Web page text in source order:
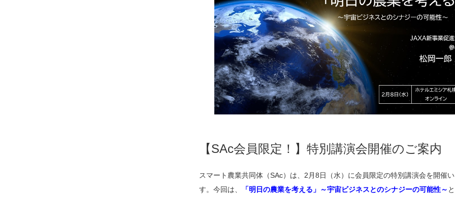
【SAc会員限定！】特別講演会開催のご案内
スマート農業共同体（SAc）は、2月8日（水）に会員限定の特別講演会を開催
す。今回は、
「明日の農業を考える」～宇宙ビジネスとのシナジーの可能性～